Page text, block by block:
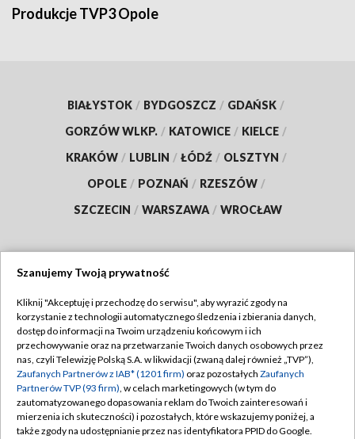
Produkcje TVP3 Opole
BIAŁYSTOK / BYDGOSZCZ / GDAŃSK /
GORZÓW WLKP. / KATOWICE / KIELCE /
KRAKÓW / LUBLIN / ŁÓDŹ / OLSZTYN /
OPOLE / POZNAŃ / RZESZÓW /
SZCZECIN / WARSZAWA / WROCŁAW
TVP
Abonament TVP
Emisja w TVP
Centrum informacji TVP
Naziemna Telewizja Cyfrowa
Regulamin TVP
Polityka prywatności
Moje zgody
Pomoc
Szanujemy Twoją prywatność
Kliknij "Akceptuję i przechodzę do serwisu", aby wyrazić zgody na
korzystanie z technologii automatycznego śledzenia i zbierania danych,
dostęp do informacji na Twoim urządzeniu końcowym i ich
przechowywanie oraz na przetwarzanie Twoich danych osobowych przez
nas, czyli Telewizję Polską S.A. w likwidacji (zwaną dalej również „TVP”),
Zaufanych Partnerów z IAB* (1201 firm) oraz pozostałych Zaufanych
Partnerów TVP (93 firm), w celach marketingowych (w tym do
zautomatyzowanego dopasowania reklam do Twoich zainteresowań i
mierzenia ich skuteczności) i pozostałych, które wskazujemy poniżej, a
także zgody na udostępnianie przez nas identyfikatora PPID do Google.